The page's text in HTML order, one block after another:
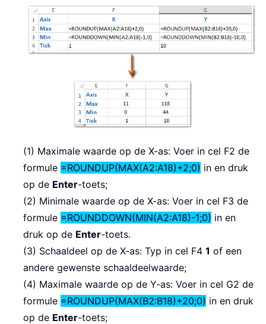
(1) Maximale waarde op de X-as: Voer in cel F2 de
formule =ROUNDUP(MAX(A2:A18)+2;0) in en druk
op de Enter-toets;
(2) Minimale waarde op de X-as: Voer in cel F3 de
formule =ROUNDDOWN(MIN(A2:A18)-1;0) in en
druk op de Enter-toets.
(3) Schaaldeel op de X-as: Typ in cel F4 1 of een
andere gewenste schaaldeelwaarde;
(4) Maximale waarde op de Y-as: Voer in cel G2 de
formule =ROUNDUP(MAX(B2:B18)+20;0) in en druk
op de Enter-toets;